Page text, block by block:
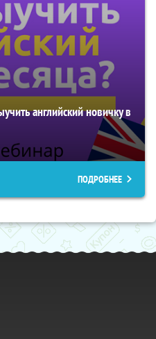
английский новичку в
ПОДРОБНЕЕ